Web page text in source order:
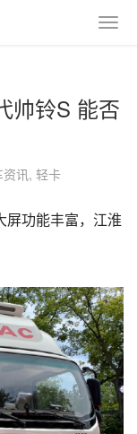
帅铃S 能否
资讯, 轻卡
屏功能丰富，江淮